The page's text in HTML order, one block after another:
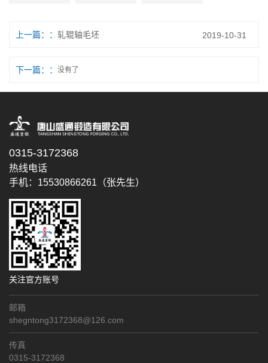
上一篇： 轧辊轴毛坯 2019-10-31
下一篇： 没有了
0315-3172368
热线电话
手机：15530866261（张先生）
关注官方账号
邮箱
shegntong3172368@126.com
传真
0315-3172368